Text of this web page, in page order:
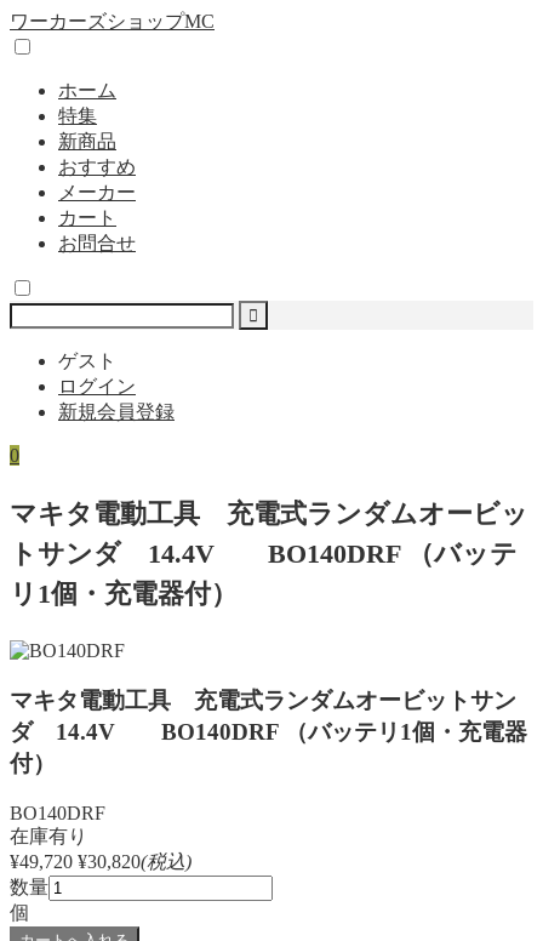
ワーカーズショップMC
ホーム
特集
新商品
おすすめ
メーカー
カート
お問合せ
ゲスト
ログイン
新規会員登録
0
マキタ電動工具 充電式ランダムオービッ
トサンダ 14.4V BO140DRF （バッテ
リ1個・充電器付）
マキタ電動工具 充電式ランダムオービットサン
ダ 14.4V BO140DRF （バッテリ1個・充電器
付）
BO140DRF
在庫有り
¥49,720 ¥30,820(税込)
数量
個